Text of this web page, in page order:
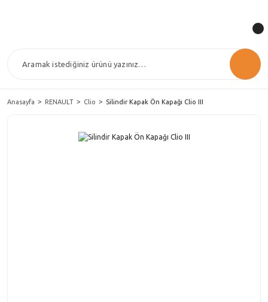
Anasayfa RENAULT Clio Silindir Kapak Ön Kapağı Clio III